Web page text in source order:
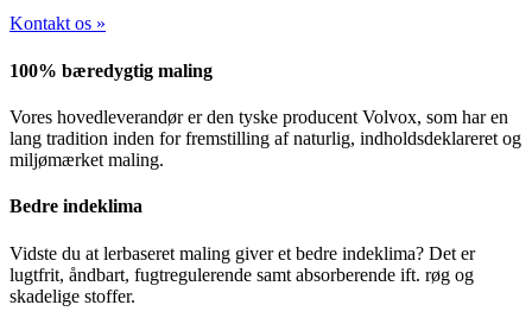
Kontakt os »
100% bæredygtig maling
Vores hovedleverandør er den tyske producent Volvox, som har en
lang tradition inden for fremstilling af naturlig, indholdsdeklareret og
miljømærket maling.
Bedre indeklima
Vidste du at lerbaseret maling giver et bedre indeklima? Det er
lugtfrit, åndbart, fugtregulerende samt absorberende ift. røg og
skadelige stoffer.